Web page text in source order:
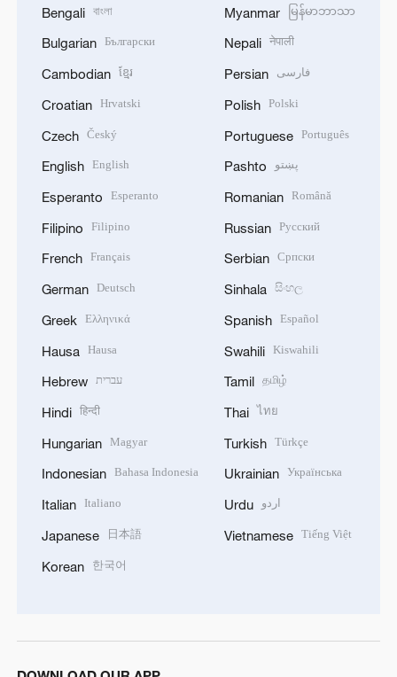
Bengali বাংলা
Bulgarian Български
Cambodian ខ្មែរ
Croatian Hrvatski
Czech Český
English English
Esperanto Esperanto
Filipino Filipino
French Français
German Deutsch
Greek Ελληνικά
Hausa Hausa
Hebrew עברית
Hindi हिन्दी
Hungarian Magyar
Indonesian Bahasa Indonesia
Italian Italiano
Japanese 日本語
Korean 한국어
Myanmar မြန်မာဘာသာ
Nepali नेपाली
Persian فارسی
Polish Polski
Portuguese Português
Pashto پښتو
Romanian Română
Russian Русский
Serbian Српски
Sinhala සිංහල
Spanish Español
Swahili Kiswahili
Tamil தமிழ்
Thai ไทย
Turkish Türkçe
Ukrainian Українська
Urdu اردو
Vietnamese Tiếng Việt